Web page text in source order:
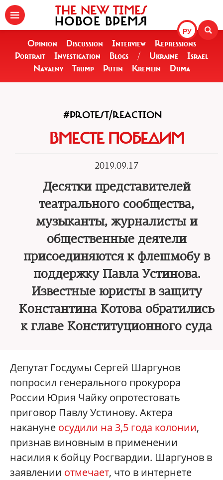
РУ
THE NEW TIMES
НОВОЕ ВРЕМЯ
Opinion Discussion Interview
Repressions
Portrait
Investigation Blogs / Ukraine
Israel
Navalny
Trump Putin Kremlin Duma
#PROTEST/REACTION
ВМЕСТЕ ПОБЕДИМ
2019.09.17
Десятки представителей
театрального сообщества,
музыканты, журналисты и
общественные деятели
присоединяются к флешмобу в
поддержку Павла Устинова.
Известные юристы в защиту
Константина Котова обратились
к главе Конституционного суда
Депутат Госдумы Сергей Шаргунов
попросил генерального прокурора
России Юрия Чайку опротестовать
приговор Павлу Устинову. Актера
накануне осудили на 3,5 года колонии,
признав виновным в применении
насилия к бойцу Росгвардии. Шаргунов в
заявлении отмечает, что в интернете